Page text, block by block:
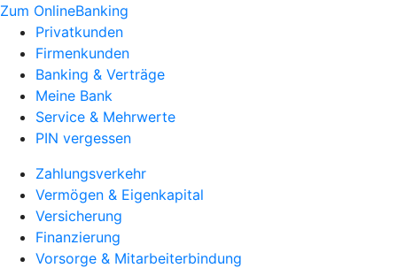
Zum OnlineBanking
Privatkunden
Firmenkunden
Banking & Verträge
Meine Bank
Service & Mehrwerte
PIN vergessen
Zahlungsverkehr
Vermögen & Eigenkapital
Versicherung
Finanzierung
Vorsorge & Mitarbeiterbindung